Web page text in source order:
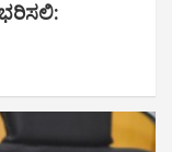
ಭರಿಸಲಿ: